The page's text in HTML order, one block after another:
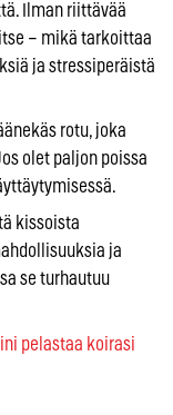
Ilman riittävää
– mikä tarkoittaa
ja stressiperäistä
rotu, joka
olet paljon poissa
kissoista
ja
se turhautuu
pelastaa koirasi